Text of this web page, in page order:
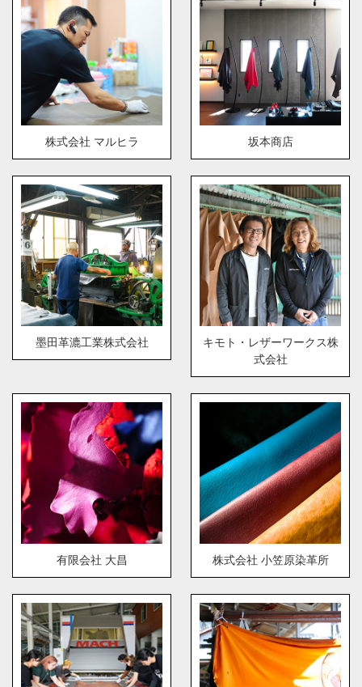
株式会社 マルヒラ 坂本商店
墨田革漉工業株式会社
キモト・レザーワークス株
式会社
有限会社 大昌 株式会社 小笠原染革所